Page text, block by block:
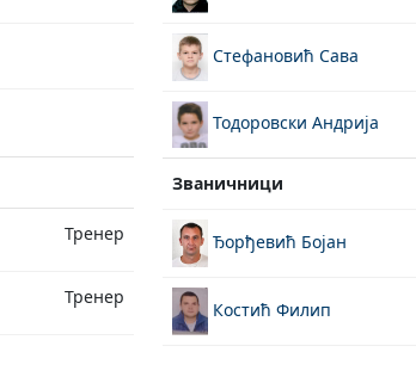
Тренер
Тренер
Стефановић Сава
Тодоровски Андрија
Званичници
Ђорђевић Бојан
Костић Филип